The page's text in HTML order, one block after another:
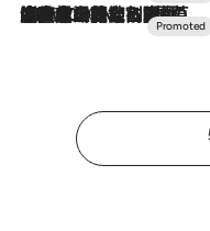
2026.7.10
NEW OPEN！【界 草津】名湯の地に誕生。趣の異なる2種の温泉と上州ならではの会席・蕎麦割烹など美食を味わう究極の癒やし旅